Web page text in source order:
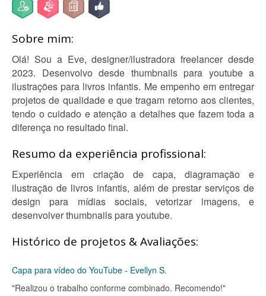
Sobre mim:
Olá! Sou a Eve, designer/ilustradora freelancer desde
2023. Desenvolvo desde thumbnails para youtube a
ilustrações para livros infantis. Me empenho em entregar
projetos de qualidade e que tragam retorno aos clientes,
tendo o cuidado e atenção a detalhes que fazem toda a
diferença no resultado final.
Resumo da experiência profissional:
Experiência em criação de capa, diagramação e
ilustração de livros infantis, além de prestar serviços de
design para mídias sociais, vetorizar imagens, e
desenvolver thumbnails para youtube.
Histórico de projetos & Avaliações:
Capa para vídeo do YouTube - Evellyn S.
"Realizou o trabalho conforme combinado. Recomendo!"